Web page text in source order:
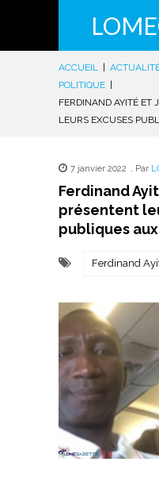
ACCUEIL
POLITIQUE
FERDINAND AYITÉ ET
LEURS EXCUSES
7 janvier 2022 , Par
Ferdinand
présentent
publiques
Ferdinand